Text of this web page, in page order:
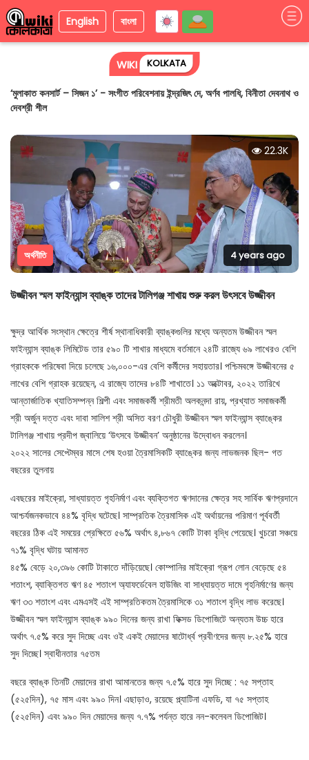
English বাংলা
WIKI KOLKATA
ছড়াল আন্তর্জাতিক কলকাতা শর্ট ফিল্ম ফেস্টিভ্যাল (IKSFF)
উজ্জীবন স্মল ফাইন্যান্স ব্যাঙ্ক তাদের টালিগঞ্জ শাখায় শুরু করল উৎসবে উজ্জীবন
22.3K
অর্থনীতি 4 years ago
ক্ষুদ্র আর্থিক সংস্থান ক্ষেত্রে শীর্ষ স্থানাধিকারী ব্যাঙ্কগুলির মধ্যে অন্যতম উজ্জীবন স্মল
ফাইন্যান্স ব্যাঙ্ক লিমিটেড তার ৫৯০ টি শাখার মাধ্যমে বর্তমানে ২৪টি রাজ্যে ৬৯ লাখেরও বেশি
গ্রাহককে পরিষেবা দিয়ে চলেছে ১৬,০০০-এর বেশি কর্মীদের সহায়তার। পশ্চিমবঙ্গে উজ্জীবনের ৫
লাখের বেশি গ্রাহক রয়েছেন, এ রাজ্যে তাদের ৮৪টি শাখাতে। ১১ অক্টোবর, ২০২২ তারিখে
আন্তার্জাতিক খ্যাতিসম্পন্ন শিল্পী এবং সমাজকর্মী শ্রীমতী অলকনন্দা রায়, প্রখ্যাত সমাজকর্মী
শ্রী অর্জুন দত্ত এবং দাবা সালিশ শ্রী অসিত বরণ চৌধুরী উজ্জীবন স্মল ফাইন্যান্স ব্যাঙ্কের
টালিগঞ্জ শাখায় প্রদীপ জ্বালিয়ে ‘উৎসবে উজ্জীবন’ অনুষ্ঠানের উদ্বোধন করলেন।
২০২২ সালের সেপ্টেম্বর মাসে শেষ হওয়া ত্রৈমাসিকটি ব্যাঙ্কের জন্য লাভজনক ছিল- গত
বছরের তুলনায়
এবছরের মাইক্রো, সাধ্যায়ত্ত গৃহনির্মাণ এবং ব্যক্তিগত ঋণদানের ক্ষেত্র সহ সার্বিক ঋণপ্রদানে
আশ্চর্যজনকভাবে ৪৪% বৃদ্ধি ঘটেছে। সাম্প্রতিক ত্রৈমাসিক এই অর্থায়নের পরিমাণ পূর্ববর্তী
বছরের ঠিক এই সময়ের প্রেক্ষিতে ৫৬% অর্থাৎ ৪,৮৬৭ কোটি টাকা বৃদ্ধি পেয়েছে। খুচরো সঞ্চয়ে
৭১% বৃদ্ধি ঘটায় আমানত
৪৫% বেড়ে ২০,৩৯৬ কোটি টাকাতে দাঁড়িয়েছে। কোম্পানির মাইক্রো গ্রূপ লোন বেড়েছে ৫৪
শতাংশ, ব্যাক্তিগত ঋণ ৪৫ শতাংশ অ্যাফর্ডেবেল হাউজিং বা সাধ্যায়ত্ত দামে গৃহনির্মাণের জন্য
ঋণ ৩৩ শতাংশ এবং এমএসই এই সাম্প্রতিকতম ত্রৈমাসিকে ৩১ শতাংশ বৃদ্ধি লাভ করেছে।
উজ্জীবন স্মল ফাইন্যান্স ব্যাঙ্ক ৯৯০ দিনের জন্য রাখা ফিক্সড ডিপোজিটে অন্যতম উচ্চ হারে
অর্থাৎ ৭.৫% করে সুদ দিচ্ছে এবং ওই একই মেয়াদের ষাটোর্ধ্ব প্রবীণদের জন্য ৮.২৫% হারে
সুদ দিচ্ছে। স্বাধীনতার ৭৫তম
বছরে ব্যাঙ্ক তিনটি মেয়াদের রাখা আমানতের জন্য ৭.৫% হারে সুদ দিচ্ছে : ৭৫ সপ্তাহ
(৫২৫দিন), ৭৫ মাস এবং ৯৯০ দিন। এছাড়াও, রয়েছে প্ল্যাটিনা এফডি, যা ৭৫ সপ্তাহ
(৫২৫দিন) এবং ৯৯০ দিন মেয়াদের জন্য ৭.৭% পর্যন্ত হারে নন-কলেবল ডিপোজিট।